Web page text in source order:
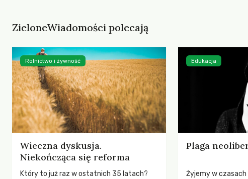
ZieloneWiadomości polecają
Wieczna dyskusja.
Niekończąca się reforma
Który to już raz w ostatnich 35 latach?
Rolnictwo i żywność
Plaga
Żyjemy w
Edukacja